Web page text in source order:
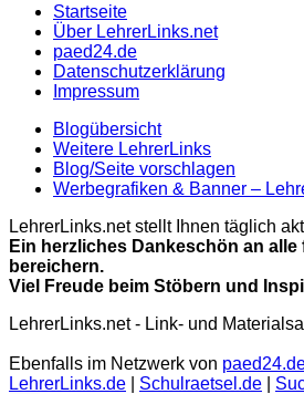
Startseite
Über LehrerLinks.net
paed24.de
Datenschutzerklärung
Impressum
Blogübersicht
Weitere LehrerLinks
Blog/Seite vorschlagen
Werbegrafiken & Banner –
LehrerLinks.net stellt Ihnen täglich
Ein herzliches Dankeschön an
bereichern.
Viel Freude beim Stöbern und
LehrerLinks.net - Link- und
Ebenfalls im Netzwerk von
LehrerLinks.de
Schulraetsel.de